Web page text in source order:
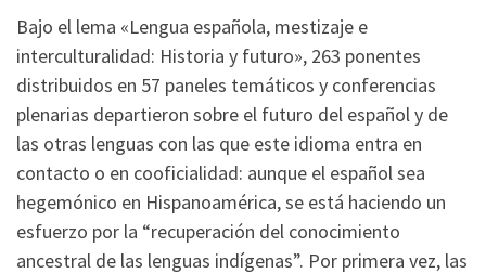
Bajo el lema «Lengua española, mestizaje e
interculturalidad: Historia y futuro», 263 ponentes
distribuidos en 57 paneles temáticos y conferencias
plenarias departieron sobre el futuro del español y de
las otras lenguas con las que este idioma entra en
contacto o en cooficialidad: aunque el español sea
hegemónico en Hispanoamérica, se está haciendo un
esfuerzo por la “recuperación del conocimiento
ancestral de las lenguas indígenas”. Por primera vez, las